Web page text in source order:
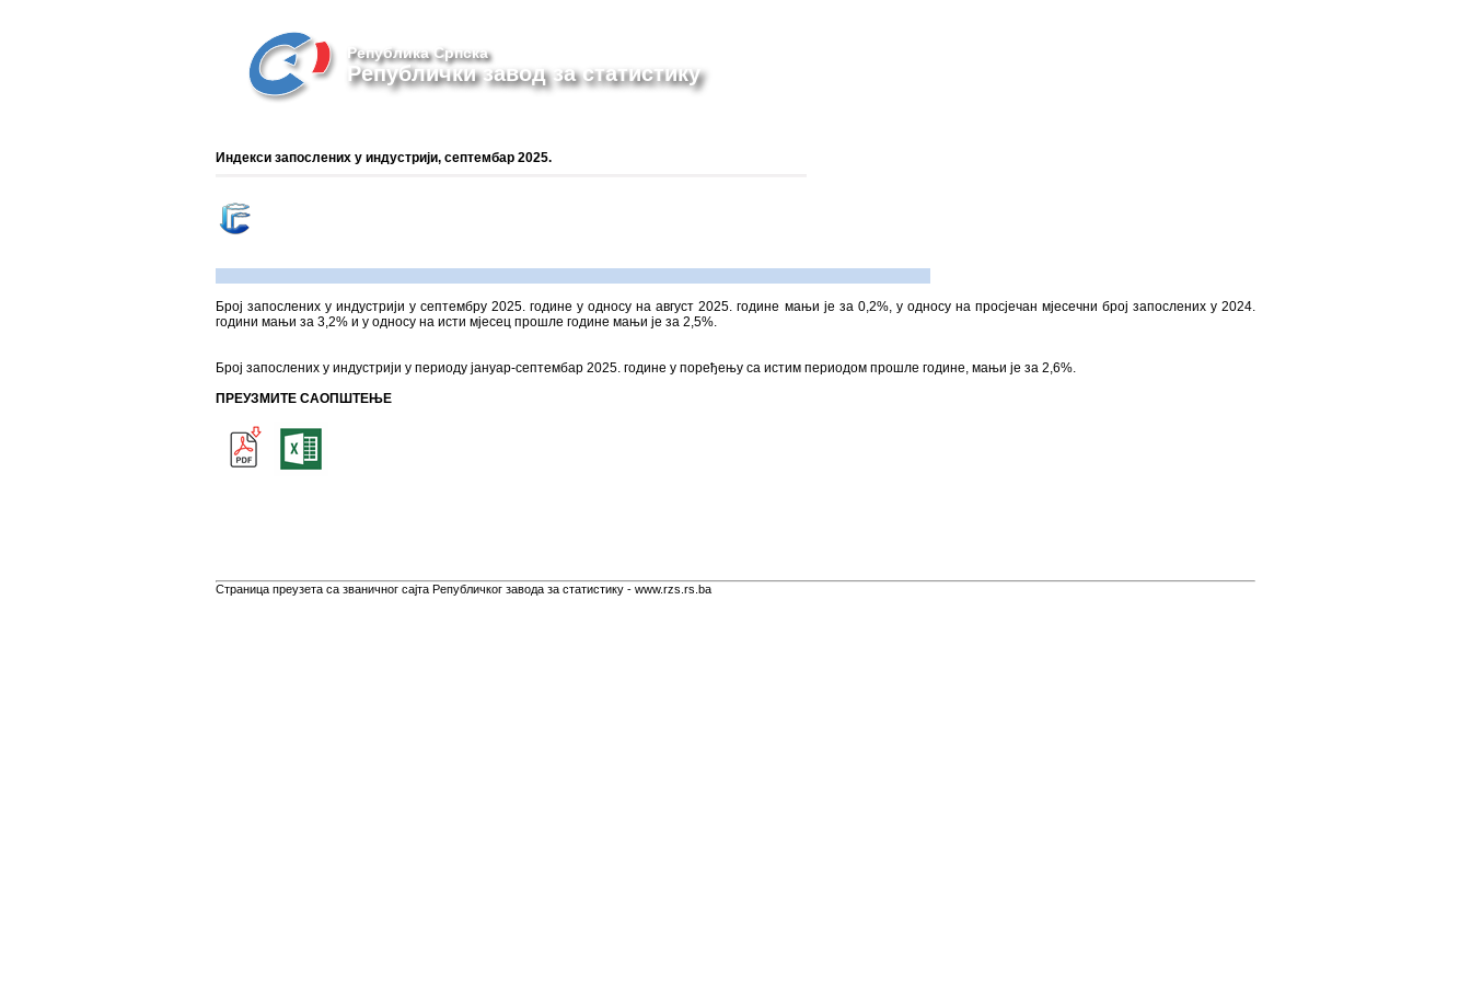
Република Српска
Републички завод за статистику
Индекси запослених у индустрији, септембар 2025.
Број запослених у индустрији у септембру 2025. године у односу на август 2025. године мањи је за 0,2%, у односу на просјечан мјесечни број запослених у 2024.
години мањи за 3,2% и у односу на исти мјесец прошле године мањи је за 2,5%.
Број запослених у индустрији у периоду јануар-септембар 2025. године у поређењу са истим периодом прошле године, мањи је за 2,6%.
ПРЕУЗМИТЕ САОПШТЕЊЕ
Страница преузета са званичног сајта Републичког завода за статистику - www.rzs.rs.ba